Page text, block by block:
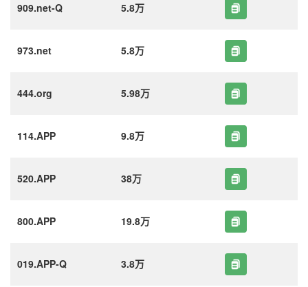
909.net-Q 5.8万
973.net 5.8万
444.org 5.98万
114.APP 9.8万
520.APP 38万
800.APP 19.8万
019.APP-Q 3.8万